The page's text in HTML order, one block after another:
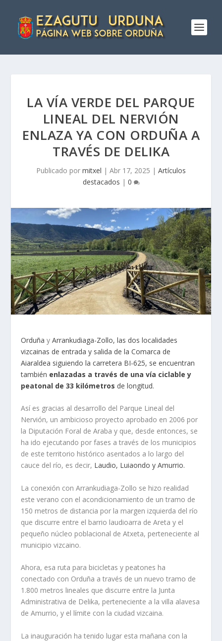
LA VÍA VERDE DEL PARQUE
LINEAL DEL NERVIÓN
ENLAZA YA CON ORDUÑA A
TRAVÉS DE DELIKA
Publicado por mitxel | Abr 17, 2025 | Artículos
destacados | 0
OrduñayArrankudiaga-Zollo, las dos localidades
vizcainas de entrada y salida de la Comarca de
Aiaraldea siguiendo la carretera BI-625, se encuentran
también enlazadas a través de una vía ciclable y
peatonal de 33 kilómetros de longitud.
Así es gracias al desarrollo del Parque Lineal del
Nervión, un ambicioso proyecto aprobado en 2006 por
la Diputación Foral de Araba y que, desde entonces, se
ha ido ejecutando por fases a través de los municipios
de este territorio histórico asentados a lo largo del
cauce del río, es decir, Laudio, Luiaondo y Amurrio.
La conexión con Arrankudiaga-Zollo se hizo realidad
este verano con el acondicionamiento de un tramo de
150 metros de distancia por la margen izquierda del río
que discurre entre el barrio laudioarra de Areta y el
pequeño núcleo poblacional de Atxeta, perteneciente al
municipio vizcaino.
Ahora, esa ruta para bicicletas y peatones ha
conectado con Orduña a través de un nuevo tramo de
1.800 metros lineales que discurre entre la Junta
Administrativa de Delika, perteneciente a la villa alavesa
de Amurrio, y el límite con la ciudad vizcaina.
La inauguración ha tenido lugar esta mañana con la